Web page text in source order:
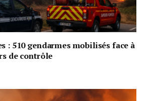
: 510 gendarmes mobilisés face à
de contrôle